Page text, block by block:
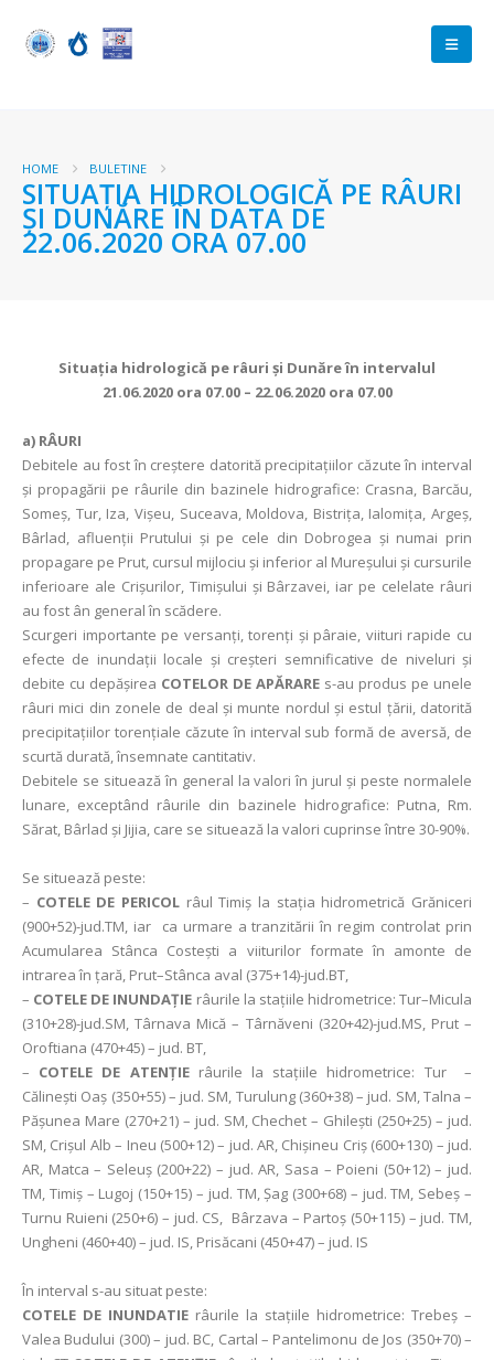
HOME BULETINE
SITUAŢIA HIDROLOGICĂ PE RÂURI
ŞI DUNĂRE ÎN DATA DE
22.06.2020 ORA 07.00
Situaţia hidrologică pe râuri şi Dunăre în intervalul
21.06.2020 ora 07.00 – 22.06.2020 ora 07.00
a) RÂURI
Debitele au fost în creștere datorită precipitațiilor căzute în interval
și propagării pe râurile din bazinele hidrografice: Crasna, Barcău,
Someș, Tur, Iza, Vișeu, Suceava, Moldova, Bistrița, Ialomița, Argeș,
Bârlad, afluenții Prutului și pe cele din Dobrogea și numai prin
propagare pe Prut, cursul mijlociu și inferior al Mureșului și cursurile
inferioare ale Crișurilor, Timișului și Bârzavei, iar pe celelate râuri
au fost ân general în scădere.
Scurgeri importante pe versanţi, torenţi şi pâraie, viituri rapide cu
efecte de inundații locale și creșteri semnificative de niveluri și
debite cu depășirea COTELOR DE APĂRARE s-au produs pe unele
râuri mici din zonele de deal și munte nordul și estul țării, datorită
precipitaţiilor torențiale căzute în interval sub formă de aversă, de
scurtă durată, însemnate cantitativ.
Debitele se situează în general la valori în jurul și peste normalele
lunare, exceptând râurile din bazinele hidrografice: Putna, Rm.
Sărat, Bârlad și Jijia, care se situează la valori cuprinse între 30-90%.
Se situează peste:
– COTELE DE PERICOL râul Timiș la stația hidrometrică Grăniceri
(900+52)-jud.TM, iar ca urmare a tranzitării în regim controlat prin
Acumularea Stânca Costeşti a viiturilor formate în amonte de
intrarea în ţară, Prut–Stânca aval (375+14)-jud.BT,
– COTELE DE INUNDAȚIE râurile la stațiile hidrometrice: Tur–Micula
(310+28)-jud.SM, Târnava Mică – Târnăveni (320+42)-jud.MS, Prut –
Oroftiana (470+45) – jud. BT,
– COTELE DE ATENȚIErâurile la stațiile hidrometrice: Tur –
Călinești Oaș (350+55) – jud. SM, Turulung (360+38) – jud. SM, Talna –
Pășunea Mare (270+21) – jud. SM, Chechet – Ghilești (250+25) – jud.
SM, Crișul Alb – Ineu (500+12) – jud. AR, Chișineu Criș (600+130) – jud.
AR, Matca – Seleuș (200+22) – jud. AR, Sasa – Poieni (50+12) – jud.
TM, Timiș – Lugoj (150+15) – jud. TM, Șag (300+68) – jud. TM, Sebeș –
Turnu Ruieni (250+6) – jud. CS, Bârzava – Partoș (50+115) – jud. TM,
Ungheni (460+40) – jud. IS, Prisăcani (450+47) – jud. IS
În interval s-au situat peste:
COTELE DE INUNDATIE râurile la stațiile hidrometrice: Trebeș –
Valea Budului (300) – jud. BC, Cartal – Pantelimonu de Jos (350+70) –